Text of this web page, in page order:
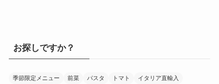
お探しですか？
季節限定メニュー 前菜 パスタ トマト
イタリア直輸入